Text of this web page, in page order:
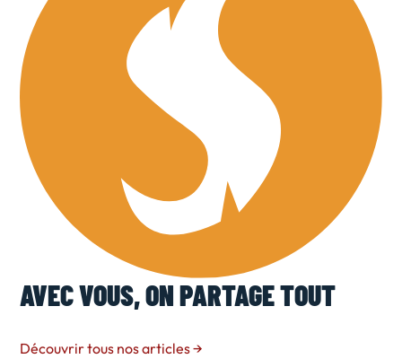
AVEC VOUS, ON PARTAGE TOUT
Découvrir tous nos articles→